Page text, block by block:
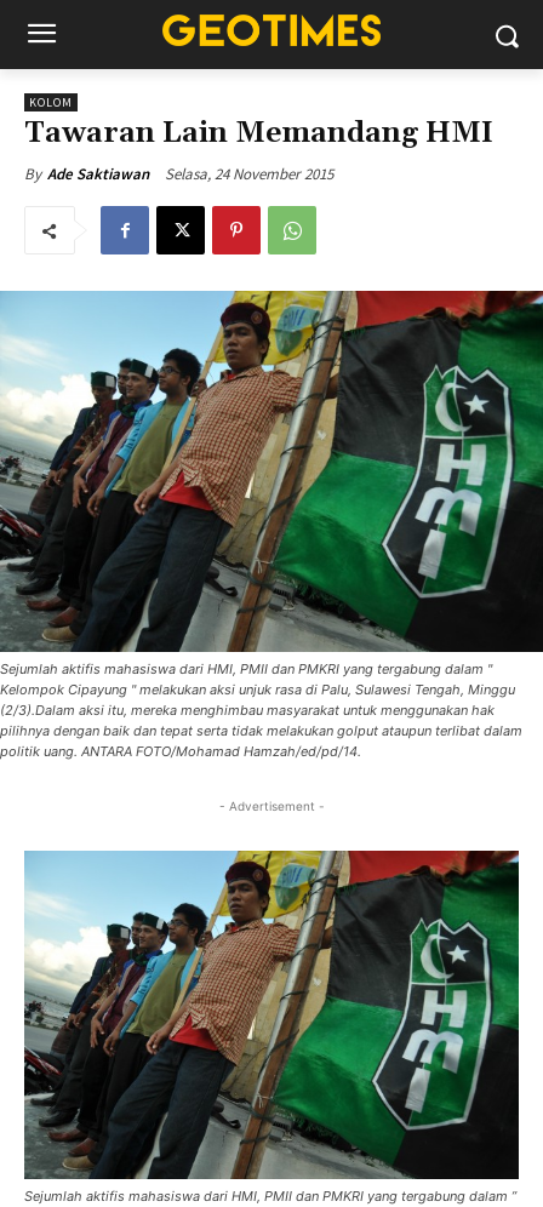
KOLOM
Tawaran Lain Memandang HMI
By Ade Saktiawan Selasa, 24 November 2015
Sejumlah aktifis mahasiswa dari HMI, PMII dan PMKRI yang tergabung dalam "
Kelompok Cipayung " melakukan aksi unjuk rasa di Palu, Sulawesi Tengah, Minggu
(2/3).Dalam aksi itu, mereka menghimbau masyarakat untuk menggunakan hak
pilihnya dengan baik dan tepat serta tidak melakukan golput ataupun terlibat dalam
politik uang. ANTARA FOTO/Mohamad Hamzah/ed/pd/14.
- Advertisement -
Sejumlah aktifis mahasiswa dari HMI, PMII dan PMKRI yang tergabung dalam ”